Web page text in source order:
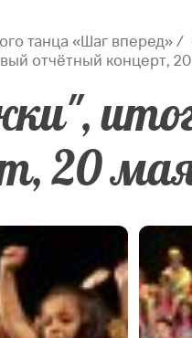
танца «Шаг вперед»
отчётный концерт,
20